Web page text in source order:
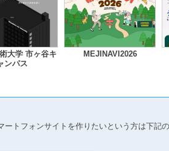
大学 市ヶ谷キ
ンパス
MEJINAVI2026
トフォンサイトを作りたいという方は下記